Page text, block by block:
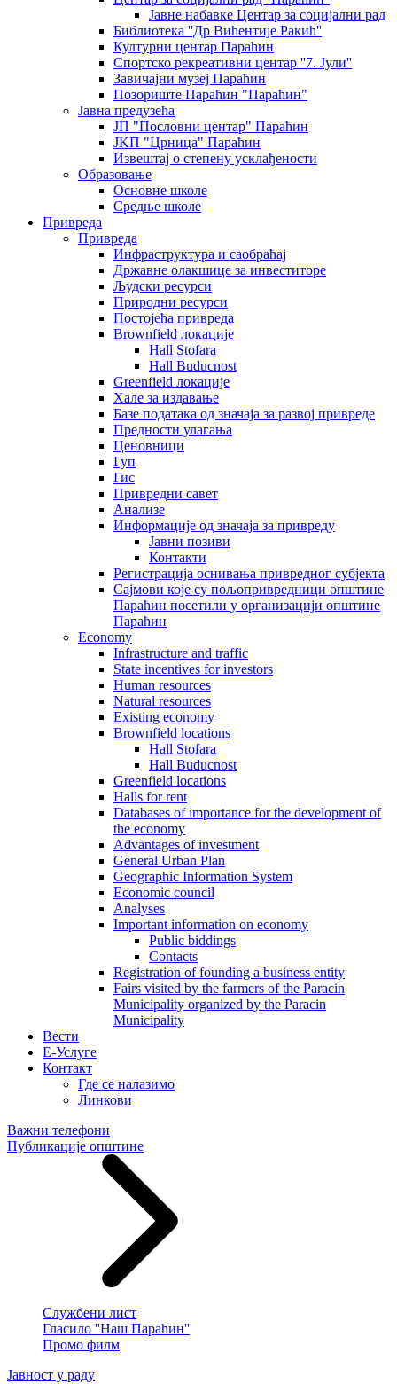
Јавне набавке Центар за социјални рад
Библиотека ''Др Вићентије Ракић''
Културни центар Параћин
Спортско рекреативни центар ''7. Јули''
Завичајни музеј Параћин
Позориште Параћин "Параћин"
Јавна предузећа
ЈП "Пословни центар" Параћин
ЈKП "Црница" Параћин
Извештај о степену усклађености
Образовање
Основне школе
Средње школе
Привреда
Привреда
Инфраструктура и саобраћај
Државне олакшице за инвеститоре
Људски ресурси
Природни ресурси
Постојећа привреда
Brownfield локације
Hall Stofara
Hall Buducnost
Greenfield локације
Хале за издавање
Базе података од значаја за развој привреде
Предности улагања
Ценовници
Гуп
Гис
Привредни савет
Aнализе
Информације од значаја за привреду
Јавни позиви
Контакти
Регистрација оснивања привредног субјекта
Сајмови које су пољопривредници општине
Параћин посетили у организацији општине
Параћин
Economy
Infrastructure and traffic
State incentives for investors
Human resources
Natural resources
Existing economy
Brownfield locations
Hall Stofara
Hall Buducnost
Greenfield locations
Halls for rent
Databases of importance for the development of
the economy
Advantages of investment
General Urban Plan
Geographic Information System
Еconomic council
Analyses
Important information on economy
Public biddings
Contacts
Registration of founding a business entity
Fairs visited by the farmers of the Paracin
Municipality organized by the Paracin
Municipality
Вести
E-Услуге
Контакт
Где се налазимо
Линкови
Важни телефони
Публикације општине
Службени лист
Гласило ''Наш Параћин''
Промо филм
Јавност у раду